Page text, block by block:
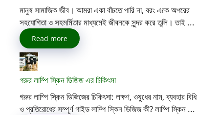
মানুষ সামাজিক জীব। আমরা একা বাঁচতে পারি না, বরং একে অপরের
সহযোগিতা ও সহমর্মিতার মাধ্যমেই জীবনকে সুন্দর করে তুলি। তাই ...
Read more
গরুর লাম্পি স্কিন ডিজিজ এর চিকিৎসা
গরুর লাম্পি স্কিন ডিজিজের চিকিৎসা: লক্ষণ, ওষুধের নাম, ব্যবহার বিধি
ও প্রতিরোধের সম্পূর্ণ গাইড লাম্পি স্কিন ডিজিজ কী? লাম্পি স্কিন ...